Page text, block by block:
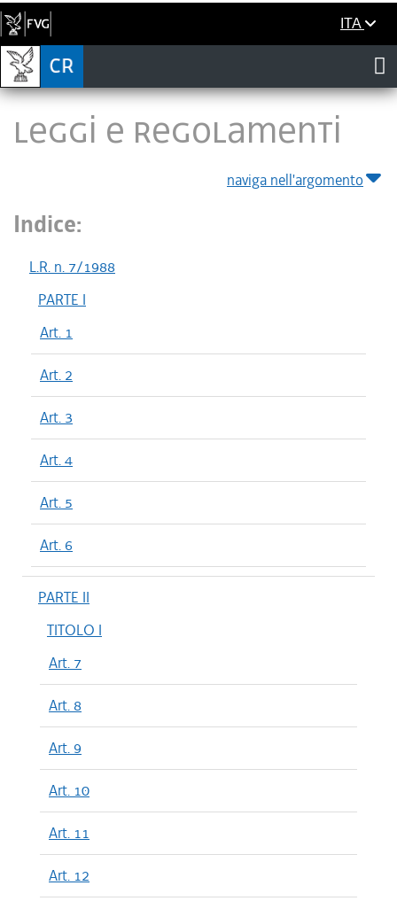
ITA
LEGGI E REGOLAMENTI
naviga nell'argomento
Indice:
L.R. n. 7/1988
PARTE I
Art. 1
Art. 2
Art. 3
Art. 4
Art. 5
Art. 6
PARTE II
TITOLO I
Art. 7
Art. 8
Art. 9
Art. 10
Art. 11
Art. 12